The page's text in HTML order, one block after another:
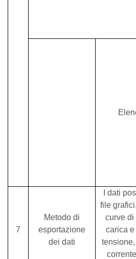
7
Metodo di
esportazione
dei dati
I dati
file
curve di
carica